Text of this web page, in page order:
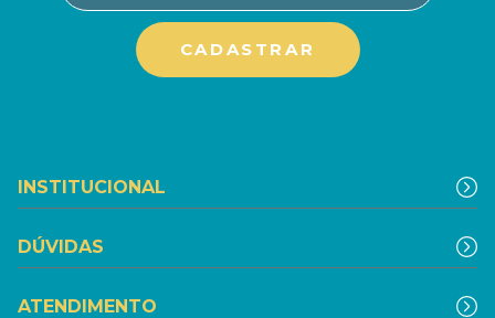
INSTITUCIONAL
DÚVIDAS
ATENDIMENTO